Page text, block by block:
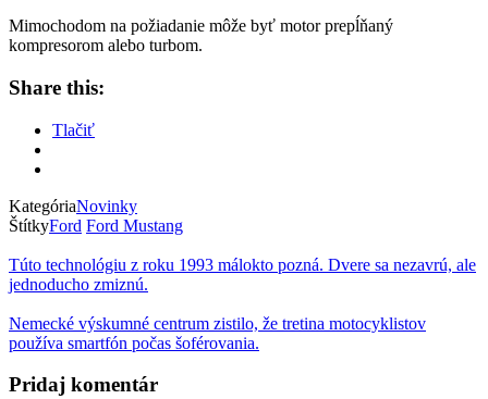
Mimochodom na požiadanie môže byť motor prepĺňaný
kompresorom alebo turbom.
Share this:
Tlačiť
KategóriaNovinky
ŠtítkyFord Ford Mustang
Túto technológiu z roku 1993 málokto pozná. Dvere sa nezavrú, ale
jednoducho zmiznú.
Nemecké výskumné centrum zistilo, že tretina motocyklistov
používa smartfón počas šoférovania.
Pridaj komentár